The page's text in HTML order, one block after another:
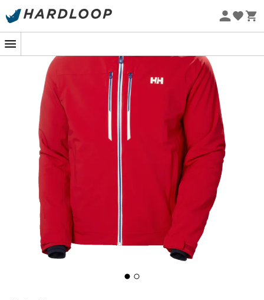
-5% Extra - Kode Summer5
Alpha Lifaloft Jacket
mærket
alpint skiløbshold, vilAlpha Lifaloft Jacketvære perfekt
til at ledsage dig, når du skærer store kurver på en
uberørt piste. Denne
skijakke fra Helly Hansen
optimal komfort takket være dens Lifaloft-isolering: din
beskyttelse mod kulde vil derfor være maksimal,
samtidig med at den bevarer en bemærkelsesværdig
lethed. Detaljen, der gør forskellen: dens LifePocket til
sikkert at opbevare dine elektroniske enheder og
personlige ejendele, uanset vejrforholdene.
Materialer: 85 % polyamid - 15 % elastan
Helly Tech® Professional stof
To-lags stofkonstruktion
4-vejs strækstof
Lifaloft™ isolering fra PrimaLoft® 80 g/m²
Life Pocket™ med Aerogel® isolering